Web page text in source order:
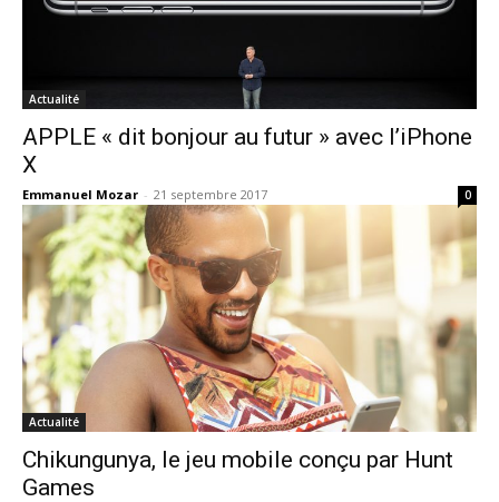
Actualité
​APPLE « dit bonjour au futur » avec l’iPhone
X
Emmanuel Mozar - 21 septembre 2017 0
Actualité
Chikungunya, le jeu mobile conçu par Hunt
Games